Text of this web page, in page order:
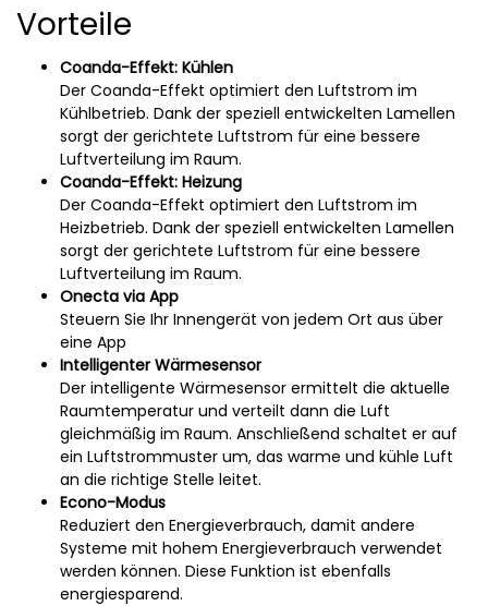
Vorteile
Coanda-Effekt: Kühlen
Der Coanda-Effekt optimiert den Luftstrom im
Kühlbetrieb. Dank der speziell entwickelten Lamellen
sorgt der gerichtete Luftstrom für eine bessere
Luftverteilung im Raum.
Coanda-Effekt: Heizung
Der Coanda-Effekt optimiert den Luftstrom im
Heizbetrieb. Dank der speziell entwickelten Lamellen
sorgt der gerichtete Luftstrom für eine bessere
Luftverteilung im Raum.
Onecta via App
Steuern Sie Ihr Innengerät von jedem Ort aus über
eine App
Intelligenter Wärmesensor
Der intelligente Wärmesensor ermittelt die aktuelle
Raumtemperatur und verteilt dann die Luft
gleichmäßig im Raum. Anschließend schaltet er auf
ein Luftstrommuster um, das warme und kühle Luft
an die richtige Stelle leitet.
Econo-Modus
Reduziert den Energieverbrauch, damit andere
Systeme mit hohem Energieverbrauch verwendet
werden können. Diese Funktion ist ebenfalls
energiesparend.